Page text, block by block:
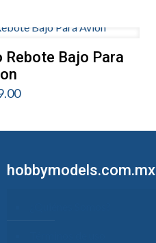
Rebote Bajo Para
hobbymodels.com.mx